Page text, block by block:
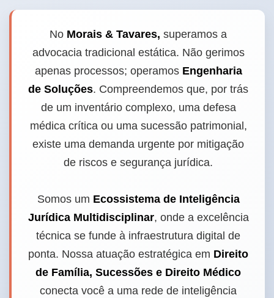
No Morais & Tavares, superamos a
advocacia tradicional estática. Não gerimos
apenas processos; operamos Engenharia
de Soluções. Compreendemos que, por trás
de um inventário complexo, uma defesa
médica crítica ou uma sucessão patrimonial,
existe uma demanda urgente por mitigação
de riscos e segurança jurídica.
Somos um Ecossistema de Inteligência
Jurídica Multidisciplinar, onde a excelência
técnica se funde à infraestrutura digital de
ponta. Nossa atuação estratégica em Direito
de Família, Sucessões e Direito Médico
conecta você a uma rede de inteligência